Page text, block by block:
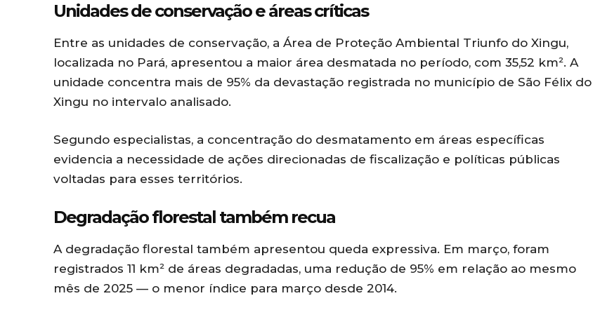
Unidades de conservação e áreas críticas
Entre as unidades de conservação, a Área de Proteção Ambiental Triunfo do Xingu,
localizada no Pará, apresentou a maior área desmatada no período, com 35,52 km². A
unidade concentra mais de 95% da devastação registrada no município de São Félix do
Xingu no intervalo analisado.
Segundo especialistas, a concentração do desmatamento em áreas específicas
evidencia a necessidade de ações direcionadas de fiscalização e políticas públicas
voltadas para esses territórios.
Degradação florestal também recua
A degradação florestal também apresentou queda expressiva. Em março, foram
registrados 11 km² de áreas degradadas, uma redução de 95% em relação ao mesmo
mês de 2025 — o menor índice para março desde 2014.